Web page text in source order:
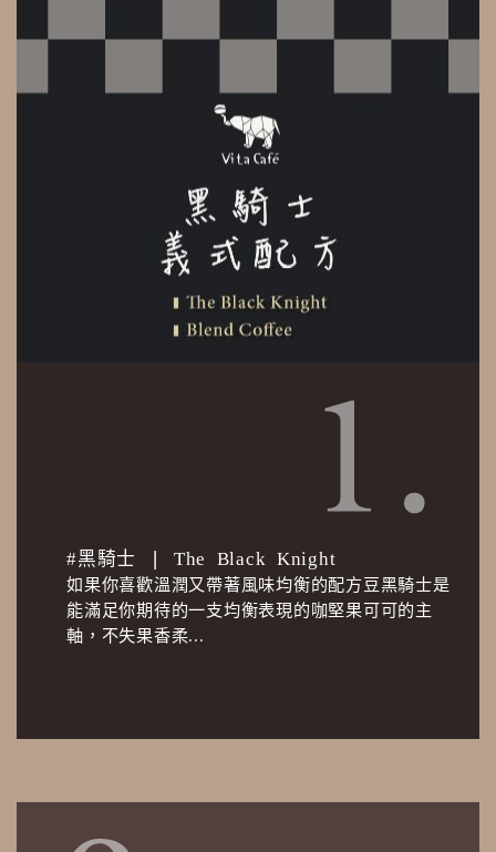
#黑騎士 ❘ The Black Knight
如果你喜歡溫潤又帶著風味均衡的配方豆黑騎士是
能滿足你期待的一支均衡表現的咖堅果可可的主
軸，不失果香柔...